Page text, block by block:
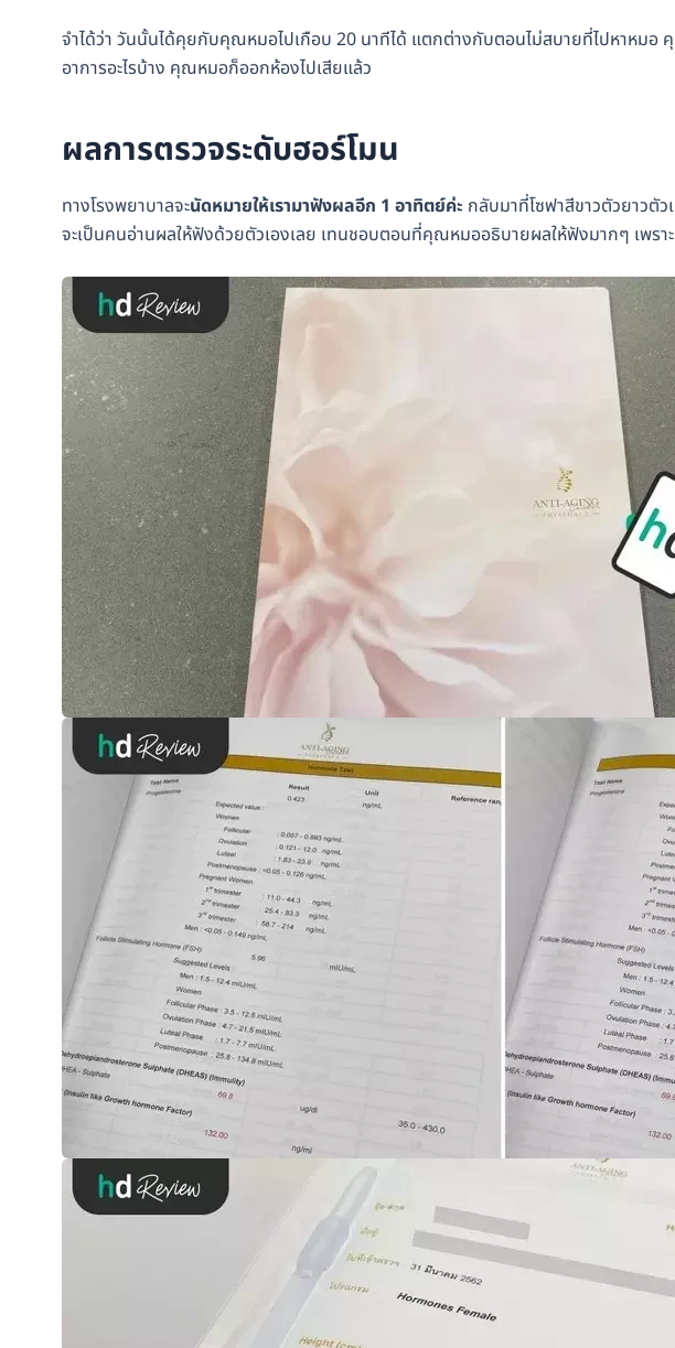
จำได้ว่า วันนั้นได้คุยกับคุณหมอไปเกือบ 20 นาทีได้ แตกต่างกับตอนไม่สบายที่ไปหาหมอ
อาการอะไรบ้าง คุณหมอก็ออกห้องไปเสียแล้ว
ผลการตรวจระดับฮอร์โมน
ทางโรงพยาบาลจะนัดหมายให้เรามาฟังผลอีก 1 อาทิตย์ค่ะ กลับมาที่โซฟาสีขาวตัวยาวตั
จะเป็นคนอ่านผลให้ฟังด้วยตัวเองเลย เทนชอบตอนที่คุณหมออธิบายผลให้ฟังมากๆ เพรา